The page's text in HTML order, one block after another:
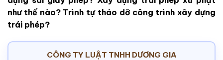
như thế nào? Trình tự tháo dỡ công trình xây dựng
trái phép?
CÔNG TY LUẬT TNHH DƯƠNG GIA